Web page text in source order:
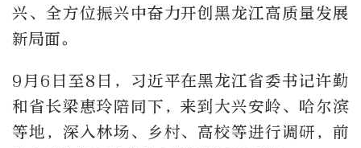
兴、全方位振兴中奋力开创黑龙江高质量发展
新局面。
9月6日至8日，习近平在黑龙江省委书记许勤
和省长梁惠玲陪同下，来到大兴安岭、哈尔滨
等地，深入林场、乡村、高校等进行调研，前